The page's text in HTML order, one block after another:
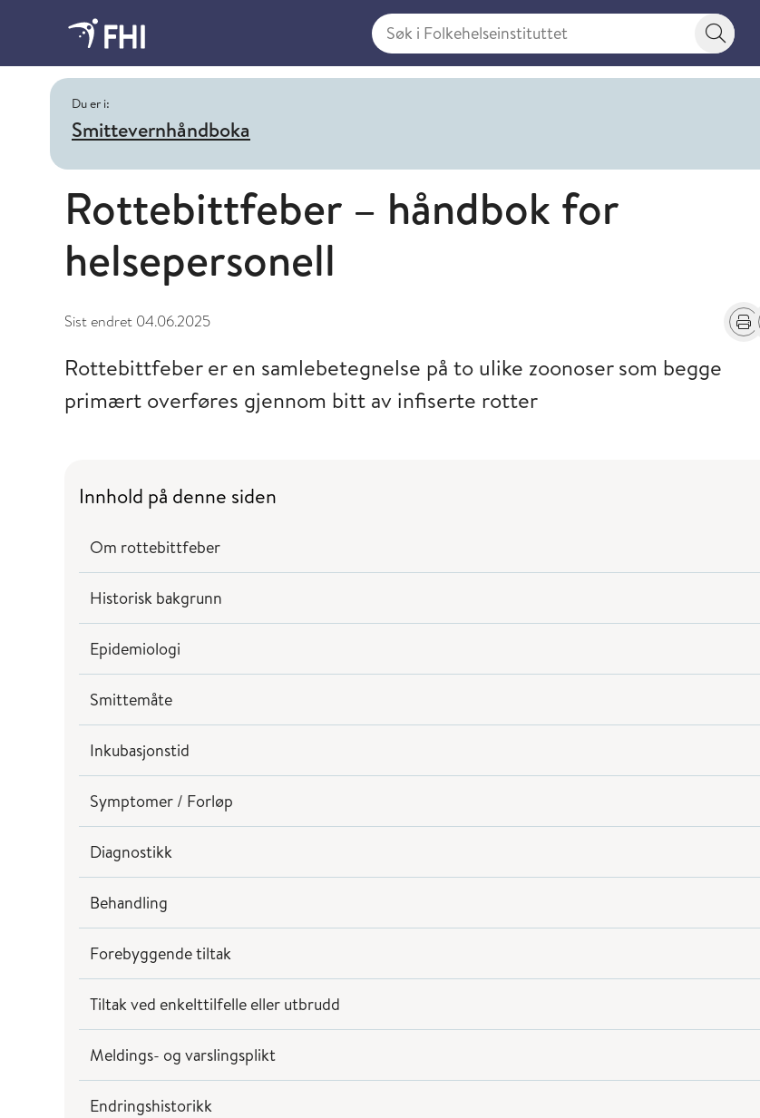
Søk i Folkehelseinstituttet
Du er i:
Smittevernhåndboka
Rottebittfeber – håndbok for
helsepersonell
Sist endret 04.06.2025
Rottebittfeber er en samlebetegnelse på to ulike zoonoser som begge
primært overføres gjennom bitt av infiserte rotter
Innhold på denne siden
Om rottebittfeber
Historisk bakgrunn
Epidemiologi
Smittemåte
Inkubasjonstid
Symptomer / Forløp
Diagnostikk
Behandling
Forebyggende tiltak
Tiltak ved enkelttilfelle eller utbrudd
Meldings- og varslingsplikt
Endringshistorikk